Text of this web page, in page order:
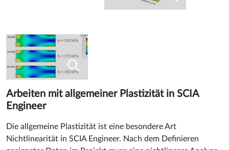
Arbeiten mit allgemeiner Plastizität in SCIA
Engineer
Die allgemeine Plastizität ist eine besondere Art
Nichtlinearität in SCIA Engineer. Nach dem Definieren